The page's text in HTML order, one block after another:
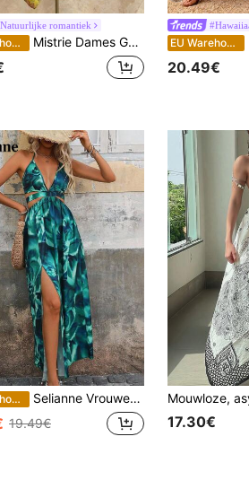
romantiek
EU Warehouse Mistrie Dames Gele Zomer Boho Strand Vakantie, Halter V-hals Getailleerde Taille Vintage Paisley Print Asymmetrische Zoom Chiffon Losse Fit Jurk EU Warehouse
20.49€
EU Warehouse Selianne Vrouwen Diepe V-hals Uitgehold en Split Mode Vakantie Matching Jurk Maxi Vakantie Strand Outfit
19.49€ 17.30€